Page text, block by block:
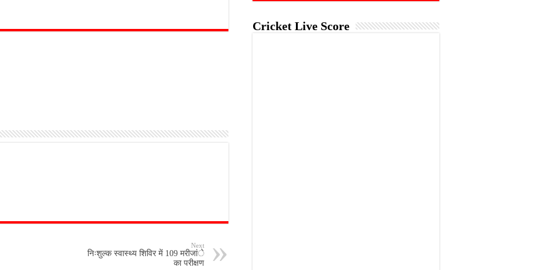
Next
निःशुल्क स्वास्थ्य शिविर में 109 मरीजांे
का परीक्षण
Cricket Live Score